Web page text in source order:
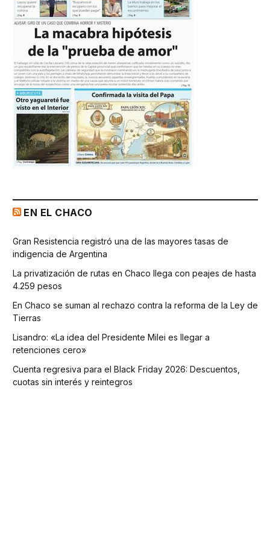
EN EL CHACO
Gran Resistencia registró una de las mayores tasas de
indigencia de Argentina
La privatización de rutas en Chaco llega con peajes de hasta
4.259 pesos
En Chaco se suman al rechazo contra la reforma de la Ley de
Tierras
Lisandro: «La idea del Presidente Milei es llegar a
retenciones cero»
Cuenta regresiva para el Black Friday 2026: Descuentos,
cuotas sin interés y reintegros